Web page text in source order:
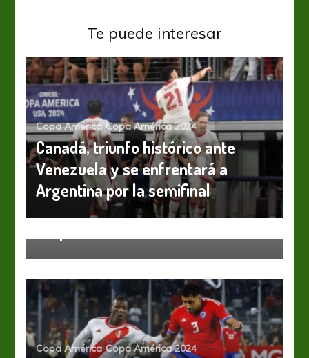
Te puede interesar
Copa América Copa América 2024
Canadá, triunfo histórico ante
Venezuela y se enfrentará a
Argentina por la semifinal
Copa América Fútbol Femenino Selección Nacional
Copa América Copa América 2024